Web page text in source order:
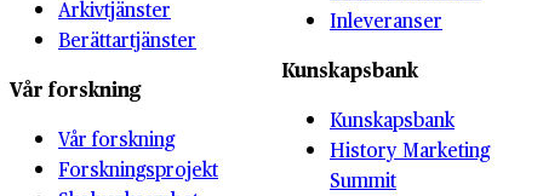
Arkivtjänster
Berättartjänster
Vår forskning
Vår forskning
Forskningsprojekt
Inleveranser
Kunskapsbank
Kunskapsbank
History Marketing
Summit